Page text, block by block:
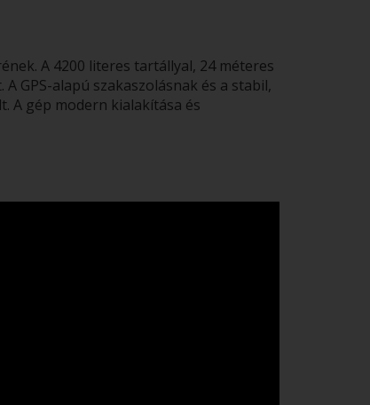
A 4200 literes tartállyal, 24 méteres
GPS-alapú szakaszolásnak és a stabil,
A gép modern kialakítása és